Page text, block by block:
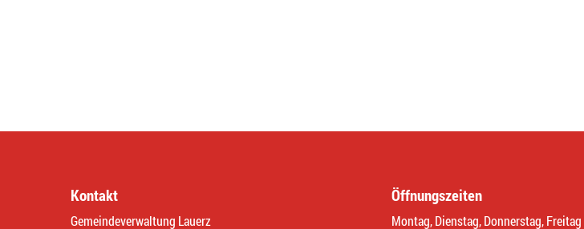
Kontakt
Gemeindeverwaltung Lauerz
Öffnungszeiten
Montag, Dienstag, Donnerstag, Freitag